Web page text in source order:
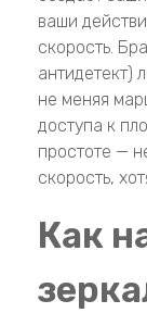
ваши
скорость.
антидетект)
не меняя
доступа к
простоте —
скорость,
Как